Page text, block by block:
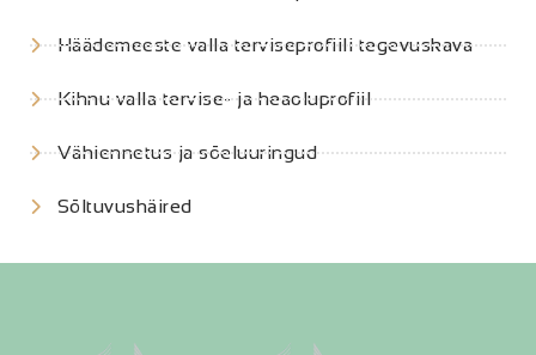
Häädemeeste valla terviseprofiili tegevuskava
Kihnu valla tervise- ja heaoluprofiil
Vähiennetus ja sõeluuringud
Sõltuvushäired